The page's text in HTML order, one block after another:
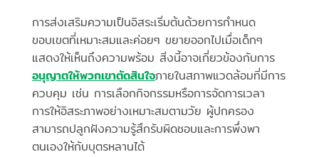
การส่งเสริมความเป็นอิสระเริ่มต้นด้วยการกำหนด
ขอบเขตที่เหมาะสมและค่อยๆ ขยายออกไปเมื่อเด็กๆ
แสดงให้เห็นถึงความพร้อม สิ่งนี้อาจเกี่ยวข้องกับการ
อนุญาตให้พวกเขาตัดสินใจภายในสภาพแวดล้อมที่มีการ
ควบคุม เช่น การเลือกกิจกรรมหรือการจัดการเวลา
การให้อิสระภาพอย่างเหมาะสมตามวัย ผู้ปกครอง
สามารถปลูกฝังความรู้สึกรับผิดชอบและการพึ่งพา
ตนเองให้กับบุตรหลานได้